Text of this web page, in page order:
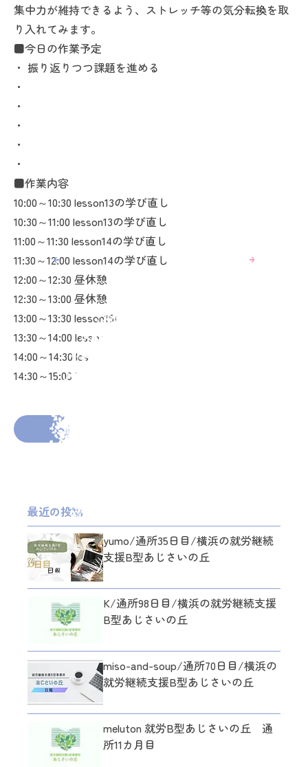
集中力が維持できるよう、ストレッチ等の気分転換を取
り入れてみます。
■今日の作業予定
・ 振り返りつつ課題を進める
・
・
・
・
・
■作業内容
10:00～10:30 lesson13の学び直し
10:30～11:00 lesson13の学び直し
11:00～11:30 lesson14の学び直し
11:30～12:00 lesson14の学び直し
12:00～12:30 昼休憩
12:30～13:00 昼休憩
13:00～13:30 lesson15の学び直し
13:30～14:00 lesson16の学び直し
14:00～14:30 lesson10の学び直し
14:30～15:00 lesson10の学び直し
前の投稿へ
最近の投稿
yumo/通所35日目/横浜の就労継続
支援B型あじさいの丘
K/通所98日目/横浜の就労継続支援
B型あじさいの丘
miso-and-soup/通所70日目/横浜の
就労継続支援B型あじさいの丘
meluton 就労B型あじさいの丘 通
所11カ月目